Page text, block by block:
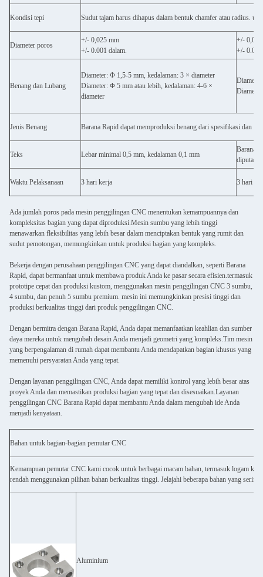
Kondisi tepi Sudut tajam harus dihapus dalam bentuk chamfer atau radius.
Diameter poros
+/- 0,025 mm
+/- 0.001 dalam.
+/-
+/-
Benang dan Lubang
Diameter: Φ 1,5-5 mm, kedalaman: 3 × diameter
Diameter: Φ 5 mm atau lebih, kedalaman: 4-6 ×
diameter
Jenis Benang Barana Rapid dapat memproduksi benang dari spesifikasi dan
Teks Lebar minimal 0,5 mm, kedalaman 0,1 mm
Barana
diputar.
Waktu Pelaksanaan 3 hari kerja 3 hari
Ada jumlah poros pada mesin penggilingan CNC menentukan kemampuannya dan
kompleksitas bagian yang dapat diproduksi.Mesin sumbu yang lebih tinggi
menawarkan fleksibilitas yang lebih besar dalam menciptakan bentuk yang rumit dan
sudut pemotongan, memungkinkan untuk produksi bagian yang kompleks.
Bekerja dengan perusahaan penggilingan CNC yang dapat diandalkan, seperti Barana
Rapid, dapat bermanfaat untuk membawa produk Anda ke pasar secara efisien.termasuk
prototipe cepat dan produksi kustom, menggunakan mesin penggilingan CNC 3 sumbu,
4 sumbu, dan penuh 5 sumbu premium. mesin ini memungkinkan presisi tinggi dan
produksi berkualitas tinggi dari produk penggilingan CNC.
Dengan bermitra dengan Barana Rapid, Anda dapat memanfaatkan keahlian dan sumber
daya mereka untuk mengubah desain Anda menjadi geometri yang kompleks.Tim mesin
yang berpengalaman di rumah dapat membantu Anda mendapatkan bagian khusus yang
memenuhi persyaratan Anda yang tepat.
Dengan layanan penggilingan CNC, Anda dapat memiliki kontrol yang lebih besar atas
proyek Anda dan memastikan produksi bagian yang tepat dan disesuaikan.Layanan
penggilingan CNC Barana Rapid dapat membantu Anda dalam mengubah ide Anda
menjadi kenyataan.
Bahan untuk bagian-bagian pemutar CNC
Kemampuan pemutar CNC kami cocok untuk berbagai macam bahan, termasuk logam
rendah menggunakan pilihan bahan berkualitas tinggi. Jelajahi beberapa bahan yang
Aluminium